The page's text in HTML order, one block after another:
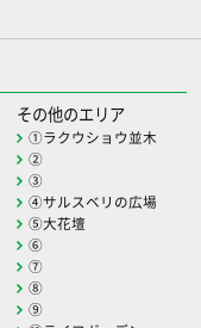
その他のエリア
①ラクウショウ並木
②
③
④サルスベリの広場
⑤大花壇
⑥
⑦
⑧
⑨